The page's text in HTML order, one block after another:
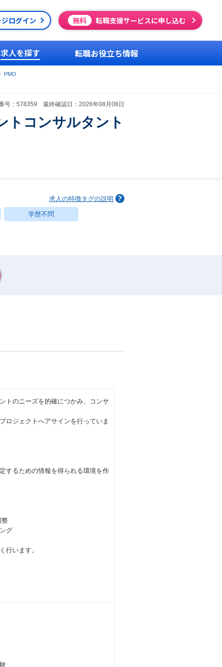
ログイン 無料 転職支援サービスに申し込む
求人を探す 転職お役立ち情報
PMO
号：578359 最終確認日：2026年08月08日
トコンサルタント
求人の特徴タグの説明
学歴不問
トのニーズを的確につかみ、コンサ
ロジェクトへアサインを行っていま
するための情報を得られる環境を作
整
グ
行います。